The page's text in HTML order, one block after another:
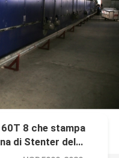
8 che stampa
di Stenter del